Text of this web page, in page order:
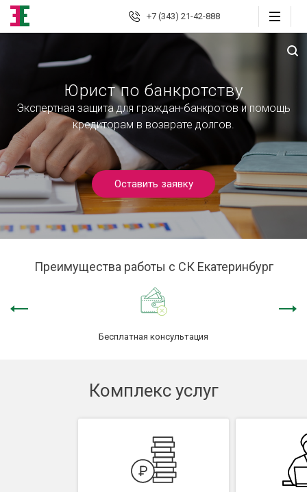
+7 (343) 21-42-888
Екатеринбург
Юридические
услуги
Автоюрист
Страховые споры
Страховой консалтинг
Защита должника
Банкротство граждан
Юрист по банкротству
Экспертная защита для граждан-банкротов и помощь
кредиторам в возврате долгов.
Оставить заявку
Преимущества работы с СК Екатеринбург
Бесплатная консультация
Комплекс услуг